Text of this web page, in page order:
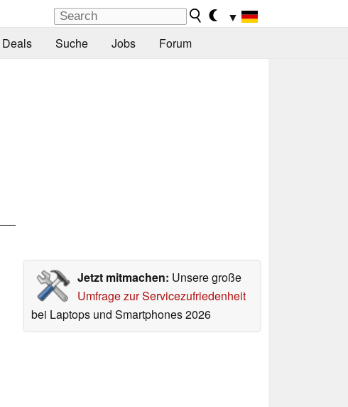
▼
Deals Suche Jobs Forum
Jetzt mitmachen: Unsere große
Umfrage zur Servicezufriedenheit
bei Laptops und Smartphones 2026